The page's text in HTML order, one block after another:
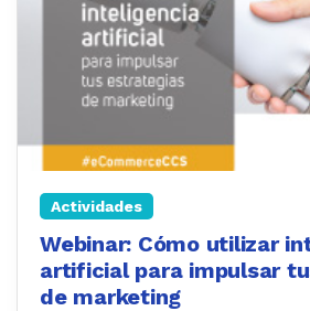
Actividades
Webinar: Cómo utilizar
artificial para impulsar
de marketing